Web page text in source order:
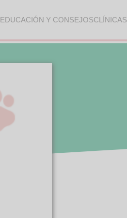
EDUCACIÓN Y CONSEJOSCLÍNICAS